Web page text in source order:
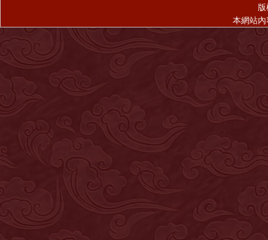
本網站